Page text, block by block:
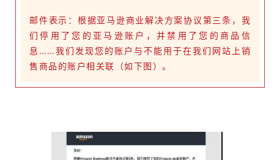
邮件表示：根据亚马逊商业解决方案协议第三条，我
们停用了您的亚马逊账户，并禁用了您的商品信
息……我们发现您的账户与不能用于在我们网站上销
售商品的账户相关联（如下图）。‍